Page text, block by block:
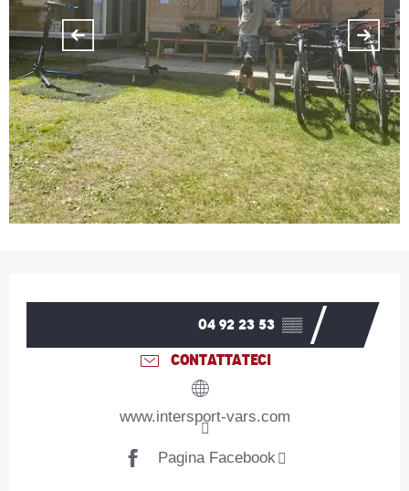
04 92 23 53 ▒▒
CONTATTATECI
www.intersport-vars.com
Pagina Facebook